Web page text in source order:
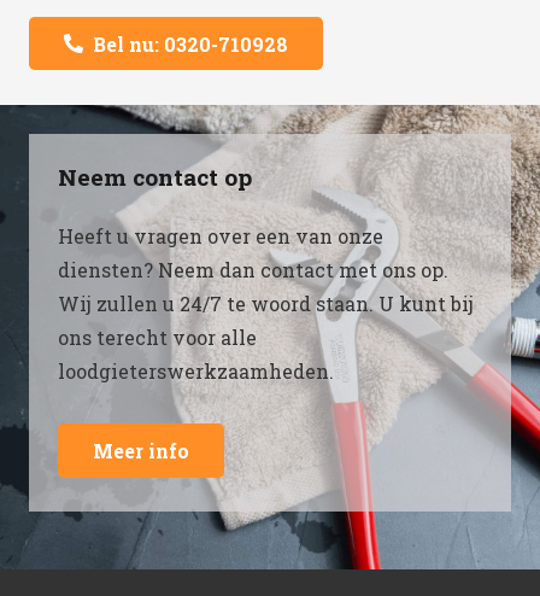
Bel nu: 0320-710928
Neem contact op
Heeft u vragen over een van onze
diensten? Neem dan contact met ons op.
Wij zullen u 24/7 te woord staan. U kunt bij
ons terecht voor alle
loodgieterswerkzaamheden.
Meer info